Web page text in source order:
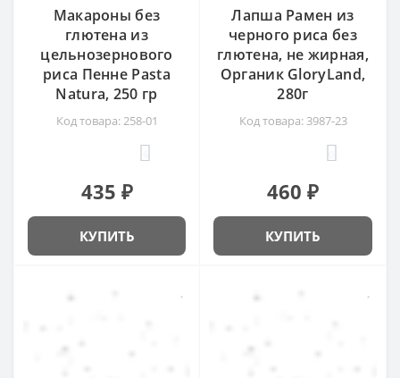
Макароны без
глютена из
цельнозернового
риса Пенне Pasta
Natura, 250 гр
Код товара: 258-01
435 ₽
КУПИТЬ
Лапша Рамен из
черного риса без
глютена, не жирная,
Органик GloryLand,
280г
Код товара: 3987-23
460 ₽
КУПИТЬ